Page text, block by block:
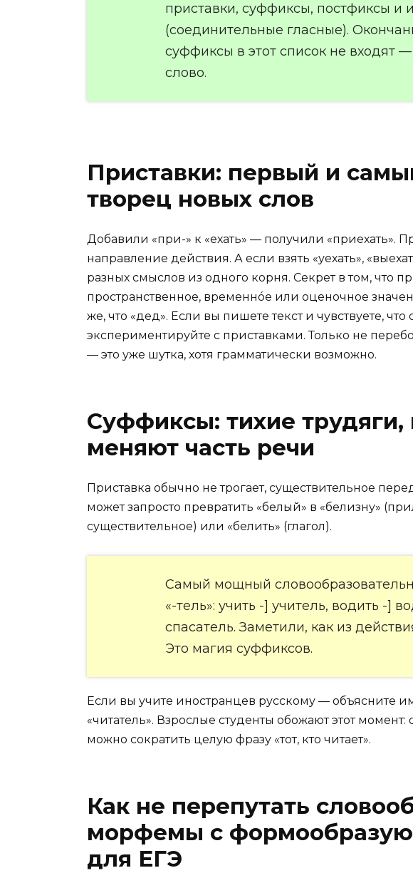
приставки, суффиксы, постфиксы и
(соединительные гласные).
суффиксы в этот список не входят
слово.
Приставки: первый и
творец новых слов
Добавили «при-» к «ехать» — получили «приехать».
направление действия. А если взять «уехать»,
разных смыслов из одного корня. Секрет в том, что
пространственное, временнóе или оценочное
же, что «дед». Если вы пишете текст и чувствуете,
экспериментируйте с приставками. Только не
— это уже шутка, хотя грамматически возможно.
Суффиксы: тихие трудяги,
меняют часть речи
Приставка обычно не трогает, существительное
может запросто превратить «белый» в «белизну»
существительное) или «белить» (глагол).
Самый мощный
«-тель»: учить -] учитель, водить -]
спасатель. Заметили, как из
Это магия суффиксов.
Если вы учите иностранцев русскому — объясните
«читатель». Взрослые студенты обожают этот
можно сократить целую фразу «тот, кто читает».
Как не перепутать
морфемы с
для ЕГЭ